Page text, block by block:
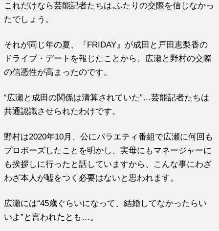
これだけなら芸能記者たちは,ふたりの交際を信じなかっ
たでしょう。
それが同じ年の夏、『FRIDAY』が成田と戸田恵梨香の
ドライブ・デートを報じたことから、広瀬と野村の交際
の信憑性が高まったのです。
“広瀬と成田の関係は清算されていた”…芸能記者たちは
共通認識させられたわけです。
野村は2020年10月、公にバラエティ番組で広瀬に何回も
プロポーズしたことを明かし、実母にもマネージャーに
も挨拶しに行ったと話していますから、こんな事にわざ
わざ本人が嘘をつく必要はないと思われます。
広瀬には“45歳ぐらいになって、結婚してなかったらい
いよ”と言われたとも…。